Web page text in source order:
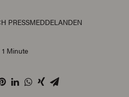
PRESSMEDDELANDEN
1 Minute